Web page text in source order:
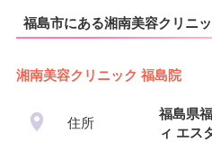
福島市にある湘南美容クリニ
湘南美容クリニック 福島院
住所
福島県
ィ エス